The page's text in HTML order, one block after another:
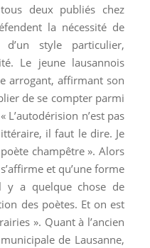
deux publiés chez
la nécessité de
style particulier,
Le jeune lausannois
arrogant, affirmant son
de se compter parmi
L’autodérision n’est pas
il faut le dire. Je
champêtre ». Alors
et qu’une forme
y a quelque chose de
des poètes. Et on est
». Quant à l’ancien
de Lausanne,